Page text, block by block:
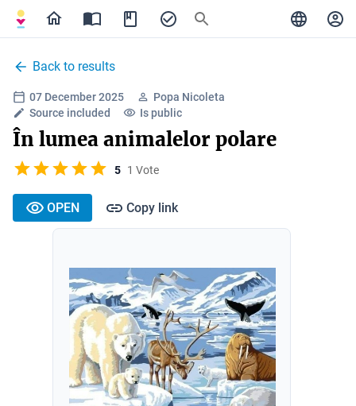
Back to results
07 December 2025
Popa Nicoleta
Source included
Is public
În lumea animalelor polare
5 1 Vote
OPEN Copy link